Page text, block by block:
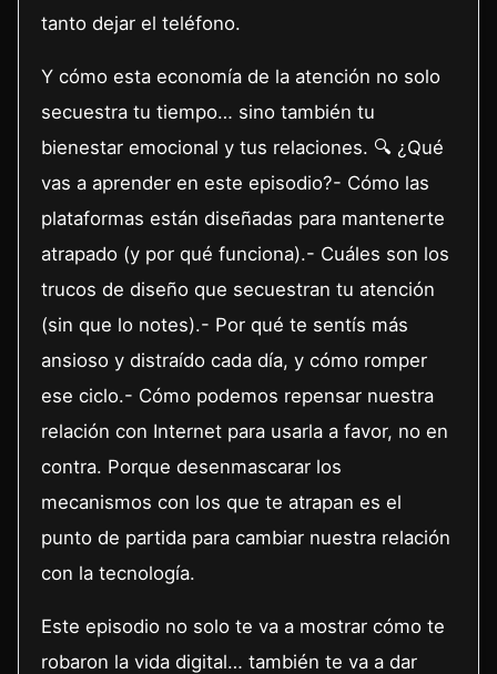
tanto dejar el teléfono.
Y cómo esta economía de la atención no solo
secuestra tu tiempo… sino también tu
bienestar emocional y tus relaciones. 🔍 ¿Qué
vas a aprender en este episodio?- Cómo las
plataformas están diseñadas para mantenerte
atrapado (y por qué funciona).- Cuáles son los
trucos de diseño que secuestran tu atención
(sin que lo notes).- Por qué te sentís más
ansioso y distraído cada día, y cómo romper
ese ciclo.- Cómo podemos repensar nuestra
relación con Internet para usarla a favor, no en
contra. Porque desenmascarar los
mecanismos con los que te atrapan es el
punto de partida para cambiar nuestra relación
con la tecnología.
Este episodio no solo te va a mostrar cómo te
robaron la vida digital… también te va a dar